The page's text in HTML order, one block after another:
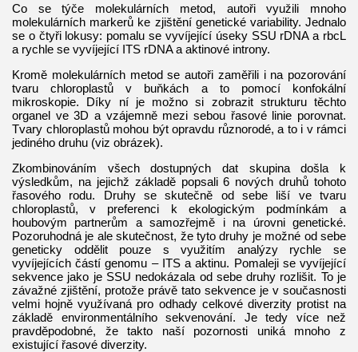
Co se týče molekulárních metod, autoři využili mnoho
molekulárních markerů ke zjištění genetické variability. Jednalo
se o čtyři lokusy: pomalu se vyvíjející úseky SSU rDNA a rbcL
a rychle se vyvíjející ITS rDNA a aktinové introny.
Kromě molekulárních metod se autoři zaměřili i na pozorování
tvaru chloroplastů v buňkách a to pomocí konfokální
mikroskopie. Díky ní je možno si zobrazit strukturu těchto
organel ve 3D a vzájemně mezi sebou řasové linie porovnat.
Tvary chloroplastů mohou být opravdu různorodé, a to i v rámci
jediného druhu (viz obrázek).
Zkombinováním všech dostupných dat skupina došla k
výsledkům, na jejichž základě popsali 6 nových druhů tohoto
řasového rodu. Druhy se skutečně od sebe liší ve tvaru
chloroplastů, v preferenci k ekologickým podmínkám a
houbovým partnerům a samozřejmě i na úrovni genetické.
Pozoruhodná je ale skutečnost, že tyto druhy je možné od sebe
geneticky oddělit pouze s využitím analýzy rychle se
vyvíjejících částí genomu – ITS a aktinu. Pomaleji se vyvíjející
sekvence jako je SSU nedokázala od sebe druhy rozlišit. To je
závažné zjištění, protože právě tato sekvence je v současnosti
velmi hojně využívaná pro odhady celkové diverzity protist na
základě environmentálního sekvenování. Je tedy více než
pravděpodobné, že takto naší pozornosti uniká mnoho z
existující řasové diverzity.